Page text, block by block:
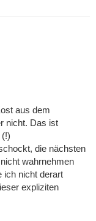
aus dem
nicht. Das ist
die nächsten
wahrnehmen
ich nicht derart
expliziten